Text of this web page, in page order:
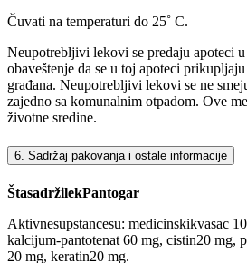
Čuvati na temperaturi do 25˚ C.
Neupotrebljivi lekovi se predaju apoteci
obaveštenje da se u toj apoteci
građana. Neupotrebljivi lekovi se ne
zajedno sa komunalnim otpadom. Ove
životne sredine.
6. Sadržaj pakovanja i ostale informacije
ŠtasadržilekPantogar
Aktivnesupstancesu: medicinskikvasac
kalcijum-pantotenat 60 mg, cistin20 mg,
20 mg, keratin20 mg.